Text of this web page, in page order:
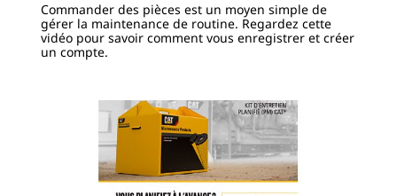
Commander des pièces est un moyen simple de
gérer la maintenance de routine. Regardez cette
vidéo pour savoir comment vous enregistrer et créer
un compte.